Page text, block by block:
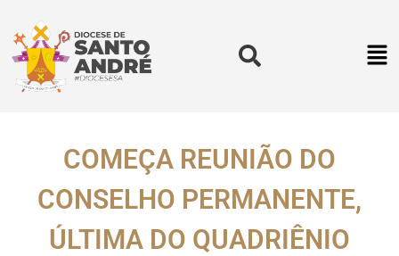
COMEÇA REUNIÃO DO
CONSELHO PERMANENTE,
ÚLTIMA DO QUADRIÊNIO